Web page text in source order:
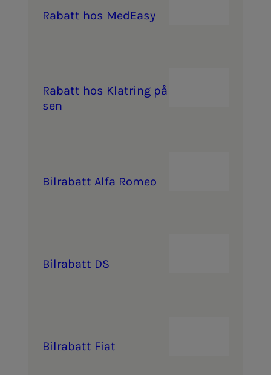
Ra­­­batt hos Med­­­Ea­­­sy
Ra­­­batt hos Klat­ring på Gren­­­
sen
Bil­ra­­­batt Alfa Ro­meo
Bil­ra­­­batt DS
Bil­ra­­­batt Fiat